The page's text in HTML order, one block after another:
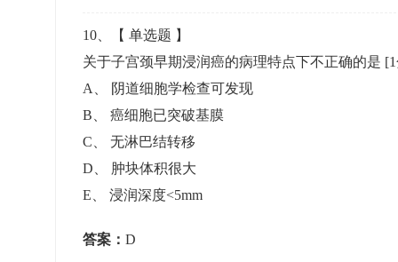
10 、【 单选题 】
关于子宫颈早期浸润癌的病理特点下不正确的是
A
阴道细胞学检查可发现
B
癌细胞已突破基膜
C
无淋巴结转移
D
肿块体积很大
E
浸润深度<5mm
答案： D